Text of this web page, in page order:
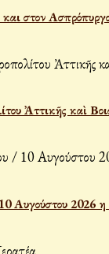
στον
Ἀττικῆς καὶ
Αυγούστου